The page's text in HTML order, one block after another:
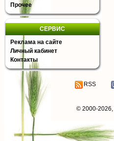
Прочее
СЕРВИС
Реклама на сайте
Личный кабинет
Контакты
RSS
© 2000-2026,